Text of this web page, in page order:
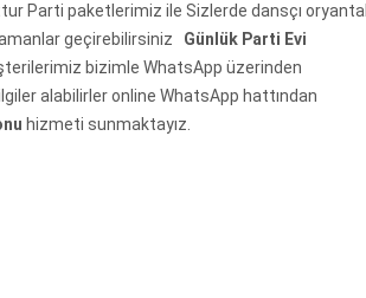
Parti paketlerimiz ile Sizlerde dansçı oryantal
geçirebilirsiniz Günlük Parti Evi
bizimle WhatsApp üzerinden
alabilirler online WhatsApp hattından
hizmeti sunmaktayız.